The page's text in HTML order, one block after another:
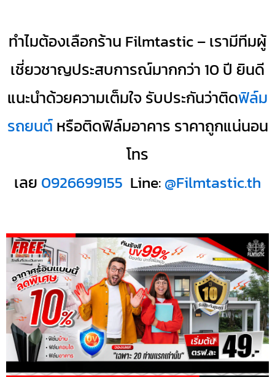
ทำไมต้องเลือกร้าน Filmtastic – เรามีทีมผู้
เชี่ยวชาญประสบการณ์มากกว่า 10 ปี ยินดี
แนะนำด้วยความเต็มใจ รับประกันว่าติดฟิล์ม
รถยนต์หรือติดฟิล์มอาคาร ราคาถูกแน่นอน
โทร
เลย 0926699155 Line:@Filmtastic.th